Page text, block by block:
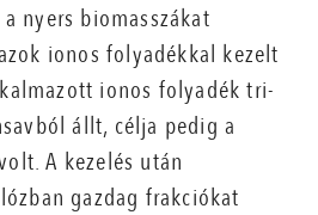
nyers biomasszákat
ionos folyadékkal kezelt
ionos folyadék tri-
állt, célja pedig a
A kezelés után
gazdag frakciókat